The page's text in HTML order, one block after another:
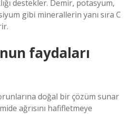
destekler. Demir, potasyum,
gibi minerallerin yanı sıra C
faydaları
doğal bir çözüm sunar
ağrısını hafifletmeye